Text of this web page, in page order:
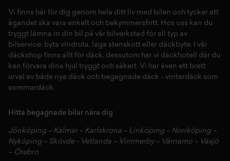
Vi finns här för dig genom hela ditt liv med bilen och tycker att
ägandet ska vara enkelt och bekymmersfritt. Hos oss kan du
tryggt lämna in din bil på vår bilverkstad för all typ av
bilservice: byta vindruta, laga stenskott eller däckbyte. I vår
däckshop finns allt för däck, dessutom har vi däckhotell d är du
kan förvara dina hjul tryggt och säkert. Vi har även ett brett
urval av både nya däck och begagnade däck - vinterdäck som
sommardäck.
Hitta begagnade bilar nära dig
Jönköping– Kalmar – Karlskrona – Linköping– Norrköping–
Nyköping– Skövde- Vetlanda – Vimmerby– Värnamo – Växjö
– Örebro